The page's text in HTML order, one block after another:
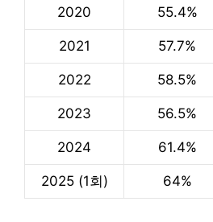
2020 55.4%
2021 57.7%
2022 58.5%
2023 56.5%
2024 61.4%
2025 (1회) 64%